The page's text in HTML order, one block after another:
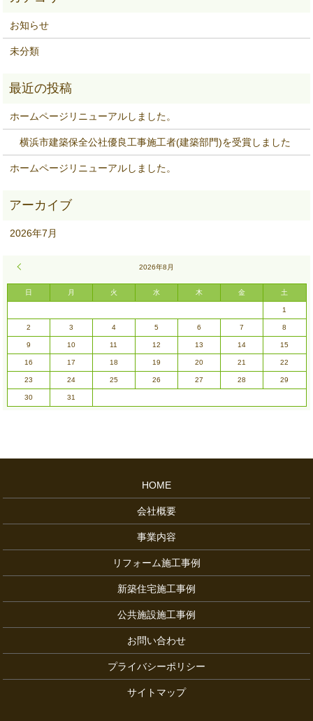
お知らせ
未分類
ホームページリニューアルしました。
横浜市建築保全公社優良工事施工者(建築部門)を受賞しました
ホームページリニューアルしました。
2026年7月
2026年8月
日 月 火 水 木 金 土
1
2 3 4 5 6 7 8
9 10 11 12 13 14 15
16 17 18 19 20 21 22
23 24 25 26 27 28 29
30 31
HOME
会社概要
事業内容
リフォーム施工事例
新築住宅施工事例
公共施設施工事例
お問い合わせ
プライバシーポリシー
サイトマップ